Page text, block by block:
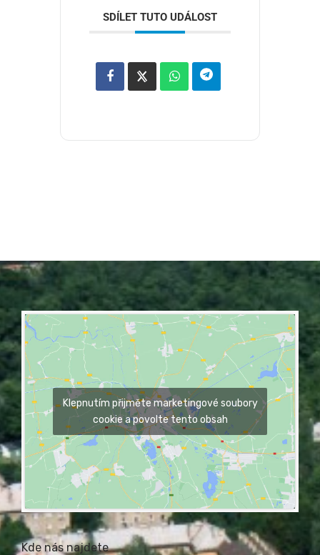
SDÍLET TUTO UDÁLOST
Klepnutím přijměte marketingové soubory
cookie a povolte tento obsah
Kde nás najdete